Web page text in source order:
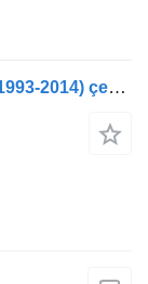
Volvo FH12, FH16, NH12, FH, VNL780 (1993-2014) çekici için Sachs FH16 (01.05-) 315353 amortisör